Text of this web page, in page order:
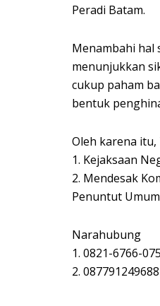
Peradi Batam.
Menambahi hal
menunjukkan
cukup paham
bentuk
Oleh karena
1. Kejaksaan
2. Mendesak
Penuntut
Narahubung
1. 0821-6766-
2.